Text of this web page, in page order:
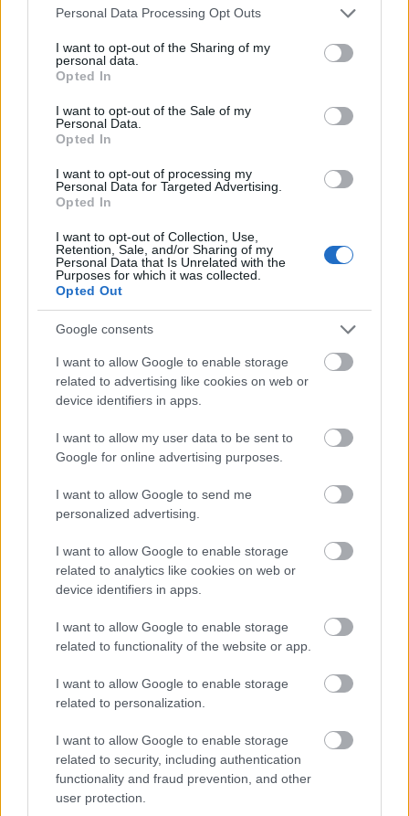
Please note that this website/app uses one or more Google
not limited to your visit or usage behaviour. You may click to
grant or deny consent to Google and its third-party tags to
use your data for below specified purposes in below Google
consent section.
Personal Data Processing Opt Outs
I want to opt-out of the Sharing of my
personal data.
Opted In
I want to opt-out of the Sale of my
Personal Data.
Opted In
I want to opt-out of processing my
Personal Data for Targeted Advertising.
Opted In
I want to opt-out of Collection, Use,
Retention, Sale, and/or Sharing of my
Personal Data that Is Unrelated with the
Purposes for which it was collected.
Opted Out
Google consents
I want to allow Google to enable storage
related to advertising like cookies on web or
device identifiers in apps.
I want to allow my user data to be sent to
Google for online advertising purposes.
I want to allow Google to send me
personalized advertising.
I want to allow Google to enable storage
related to analytics like cookies on web or
device identifiers in apps.
I want to allow Google to enable storage
related to functionality of the website or app.
I want to allow Google to enable storage
related to personalization.
I want to allow Google to enable storage
related to security, including authentication
functionality and fraud prevention, and other
user protection.
Vagyonvisszaszerzés: amikor a pénz
gyorsabban fut, mint a jog
ELEMZÉSEK 2026. júl. 21.
pénzek érkezéséhez még szükségesek